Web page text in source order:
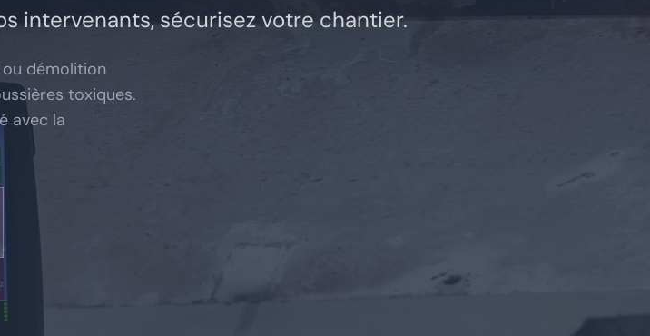
intervenants, sécurisez votre chantier.
démolition
toxiques.
avec la